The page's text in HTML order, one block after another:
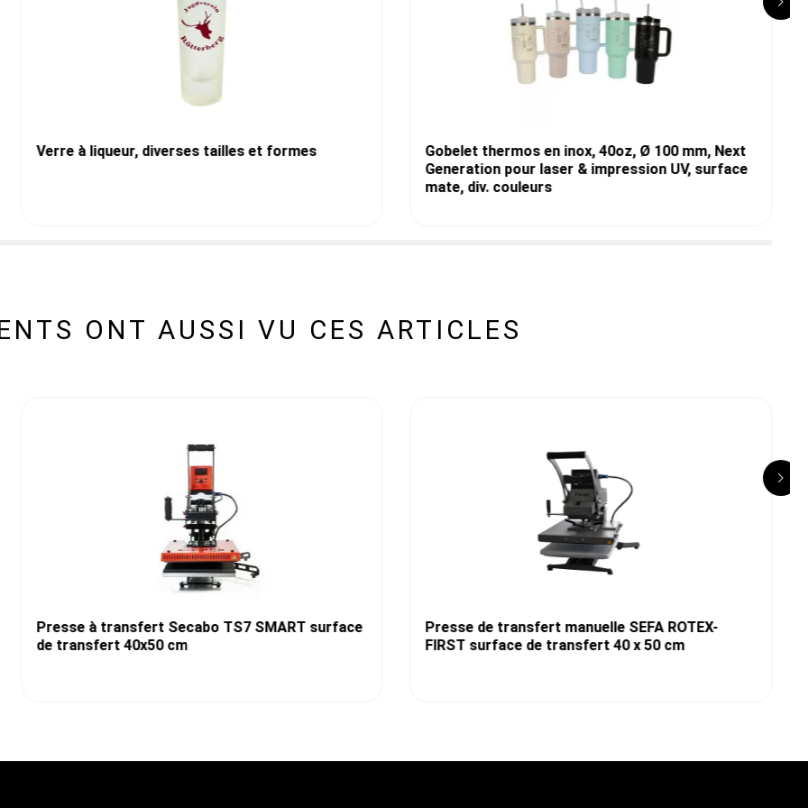
Verre à liqueur, diverses tailles et formes
Gobelet thermos en inox, 40oz, Ø 100 mm, Next
Generation pour laser & impression UV, surface
mate, div. couleurs
ONT AUSSI VU CES ARTICLES
Presse à transfert Secabo TS7 SMART surface
de transfert 40x50 cm
Presse de transfert manuelle SEFA ROTEX-
FIRST surface de transfert 40 x 50 cm